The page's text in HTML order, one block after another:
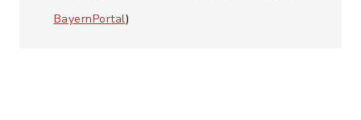
BayernPortal)